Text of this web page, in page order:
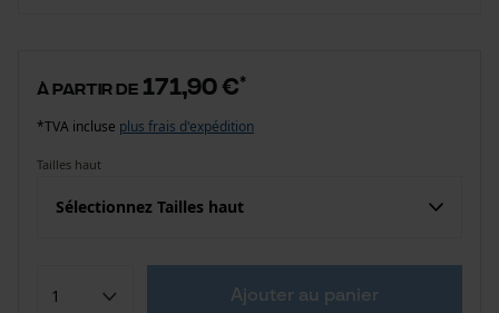
à partir de 171,90 €*
*TVA incluse plus frais d'expédition
Tailles haut
Sélectionnez Tailles haut
Ajouter au panier